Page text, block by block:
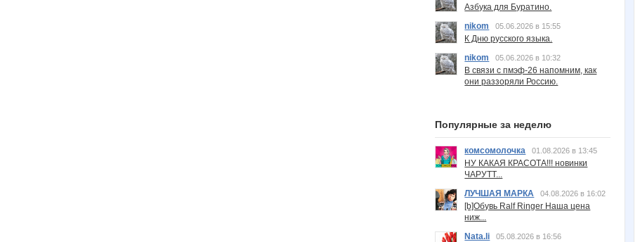
Азбука для Буратино.
nikom
05.06.2026 в 15:55
К Дню русского языка.
nikom
05.06.2026 в 10:32
В связи с пмэф-26 напомним, как
они раззоряли Россию.
Популярные за неделю
комсомолочка 01.08.2026 в 13:45
НУ КАКАЯ КРАСОТА!!! новинки
ЧАРУТТ...
ЛУЧШАЯ МАРКА
04.08.2026 в 16:02
[b]Обувь Ralf Ringer Наша цена
ниж...
Nata.li
05.08.2026 в 16:56